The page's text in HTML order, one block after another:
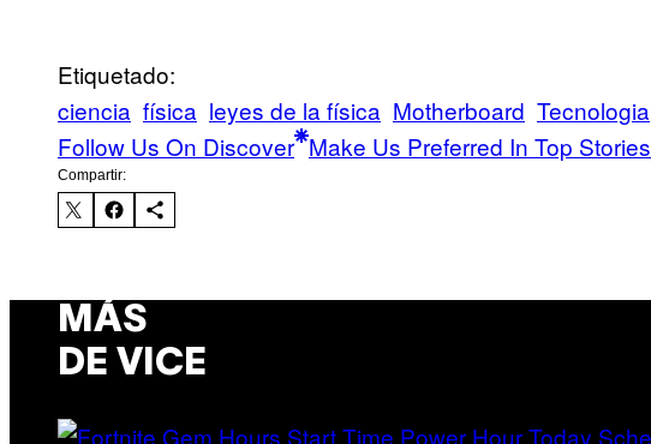
Etiquetado:
ciencia física leyes de la física Motherboard Tecnologia
Follow Us On Discover Make Us Preferred In Top Stories
Compartir:
MÁS
DE VICE